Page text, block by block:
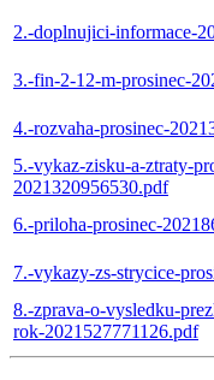
2.-doplnujici-informace-
3.-fin-2-12-m-prosinec-
4.-rozvaha-prosinec-
5.-vykaz-zisku-a-ztraty-
2021320956530.pdf
6.-priloha-prosinec-
7.-vykazy-zs-strycice-
8.-zprava-o-vysledku-
rok-2021527771126.pdf